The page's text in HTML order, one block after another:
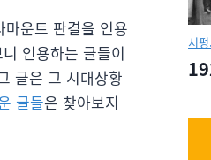
운트 판결을 인용
인용하는 글들이
글은 그 시대상황
글들은 찾아보지
서평.